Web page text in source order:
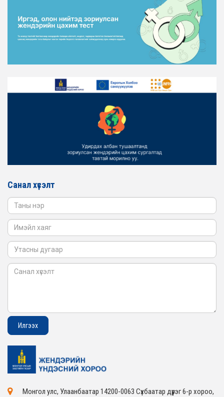
2026-02-16
ЖЕНДЭРИЙН ЭРХ ТЭГШ БАЙДЛЫГ ХАНГАХ ҮЙЛ
АЖИЛЛАГААГ ЭРЧИМЖҮҮЛЭХ САРЫН ХУВААРЬТАЙ
2026-02-16
ТӨЛӨӨЛӨЛ ЗАМ ТЭЭВРИЙН ЯАМАНД АЖИЛЛАВ
ЖЕНДЭРИЙН ҮНДЭСНИЙ ХОРООНЫ АЖЛЫН АЛБАНЫ
ТӨЛӨӨЛӨЛ БАТЛАН ХАМГААЛАХ ЯАМАНД
Санал хүсэлт
Монгол улс, Улаанбаатар 14200-0063 Сүхбаатар дүүрэг 6-р хороо,